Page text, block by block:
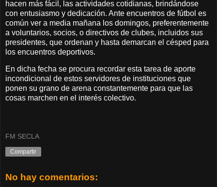
hacen más fácil, las actividades cotidianas, brindándose
con entusiasmo y dedicación. Ante encuentros de fútbol es
común ver a media mañana los domingos, preferentemente
a voluntarios, socios, o directivos de clubes, incluidos sus
presidentes, que ordenan y hasta demarcan el césped para
los encuentros deportivos.
En dicha fecha se procura recordar esta tarea de aporte
incondicional de estos servidores de instituciones que
ponen su grano de arena constantemente para que las
cosas marchen en el interés colectivo.
FM SECLA
Compartir
No hay comentarios: